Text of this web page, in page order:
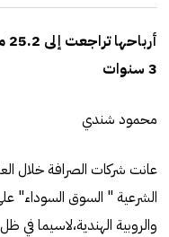
3 سنوات
محمود شندي
عانت شركات الصرافة خلال
الشرعية " السوق السوداء"
والروبية الهندية،لاسيما في